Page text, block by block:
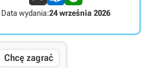
Data wydania:24 września 2026
Chcę zagrać